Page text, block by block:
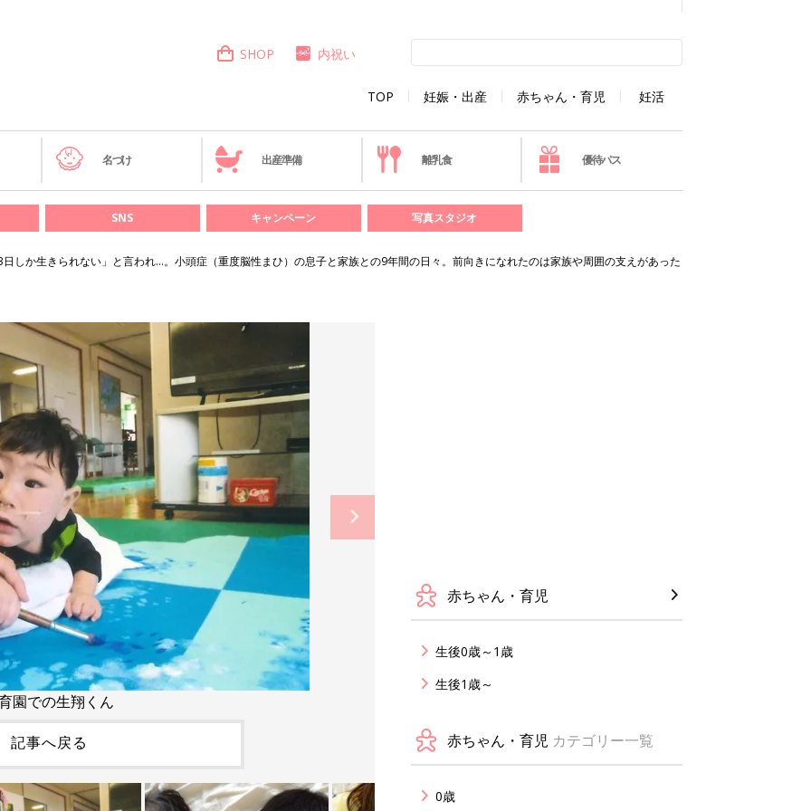
TOP 妊娠・出産 赤ちゃん・育児 妊活
SHOP 内祝い
名づけ 出産準備 離乳食 優待パス
SNS キャンペーン 写真スタジオ
しか生きられない」と言われ…。小頭症（重度脳性まひ）の息子と家族との9年間の日々。前向きになれたのは家族や周囲の支えがあった
園での生翔くん
記事へ戻る
赤ちゃん・育児
生後0歳～1歳
生後1歳～
赤ちゃん・育児 カテゴリー一覧
0歳